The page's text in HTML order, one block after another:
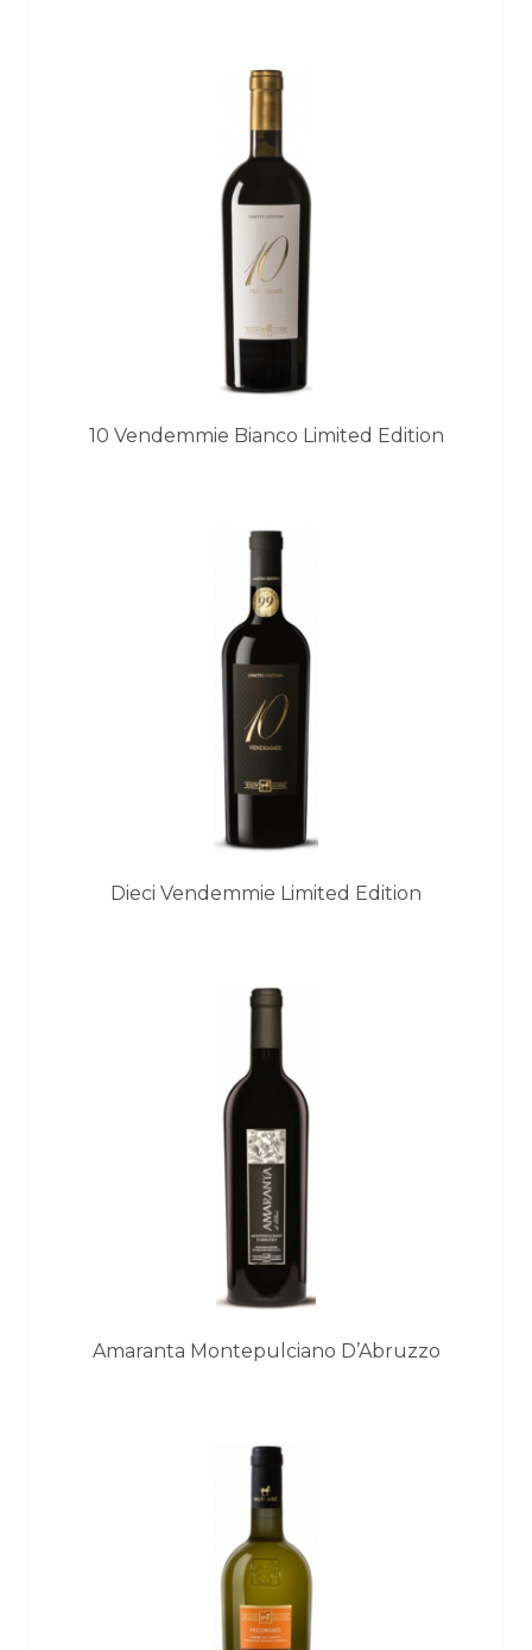
10 Vendemmie Bianco Limited Edition
Dieci Vendemmie Limited Edition
Amaranta Montepulciano D’Abruzzo